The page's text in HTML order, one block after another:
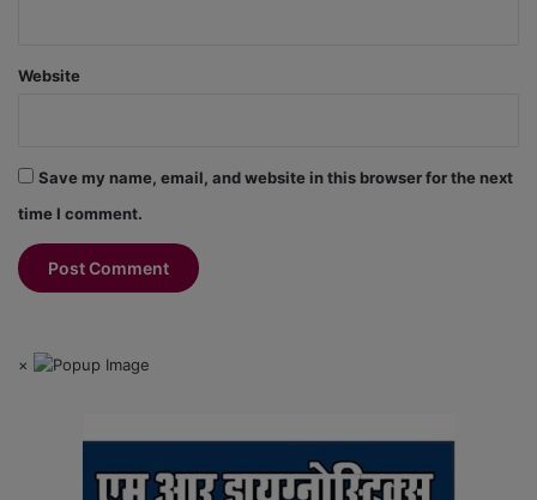
Website
Save my name, email, and website in this browser for the next
time I comment.
×